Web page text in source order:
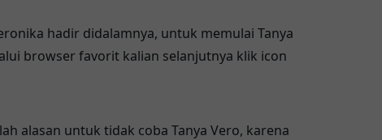
hadir didalamnya, untuk memulai Tanya
browser favorit kalian selanjutnya klik icon
alasan untuk tidak coba Tanya Vero, karena